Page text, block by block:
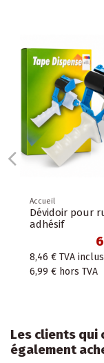
Accueil
Dévidoir pour
adhésif
8,46 € TVA inclus
6,99 € hors TVA
Les clients qui
également